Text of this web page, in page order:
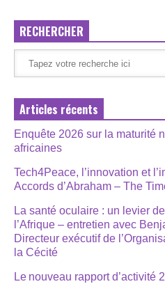
RECHERCHER
Articles récents
Enquête 2026 sur la maturité
africaines
Tech4Peace, l’innovation et
Accords d’Abraham – The
La santé oculaire : un levier
l’Afrique – entretien avec
Directeur exécutif de
la Cécité
Le nouveau rapport d’activité